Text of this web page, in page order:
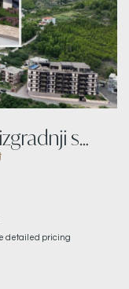
s
detailed pricing